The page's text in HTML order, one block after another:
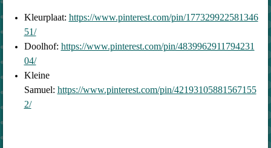
Kleurplaat: https://www.pinterest.com/pin/177329922581346
51/
Doolhof: https://www.pinterest.com/pin/4839962911794231
04/
Kleine
Samuel: https://www.pinterest.com/pin/42193105881567155
2/